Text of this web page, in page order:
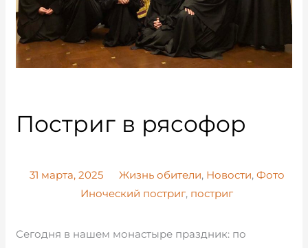
Постриг в рясофор
31 марта, 2025 Жизнь обители, Новости, Фото
Иноческий постриг, постриг
Сегодня в нашем монастыре праздник: по